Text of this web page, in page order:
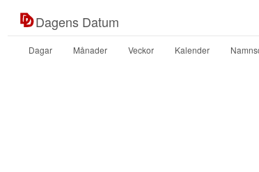
Dagens Datum
Dagar Månader Veckor Kalender